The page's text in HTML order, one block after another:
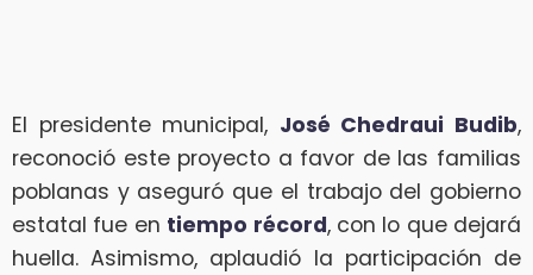
El presidente municipal, José Chedraui Budib,
reconoció este proyecto a favor de las familias
poblanas y aseguró que el trabajo del gobierno
estatal fue en tiempo récord, con lo que dejará
huella. Asimismo, aplaudió la participación de